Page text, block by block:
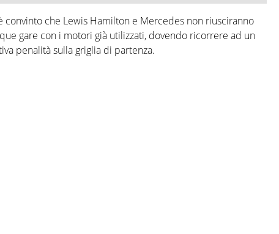
convinto che Lewis Hamilton e Mercedes non riusciranno
gare con i motori già utilizzati, dovendo ricorrere ad un
penalità sulla griglia di partenza.